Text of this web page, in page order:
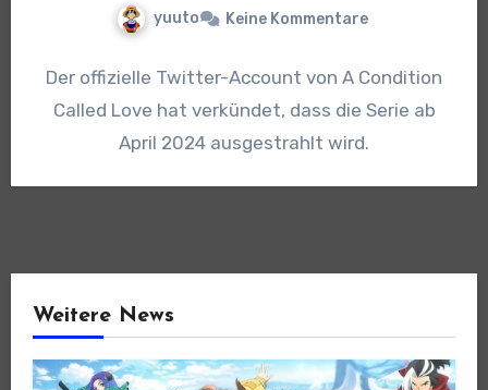
yuuto Keine Kommentare
Der offizielle Twitter-Account von A Condition
Called Love hat verkündet, dass die Serie ab
April 2024 ausgestrahlt wird.
Weitere News